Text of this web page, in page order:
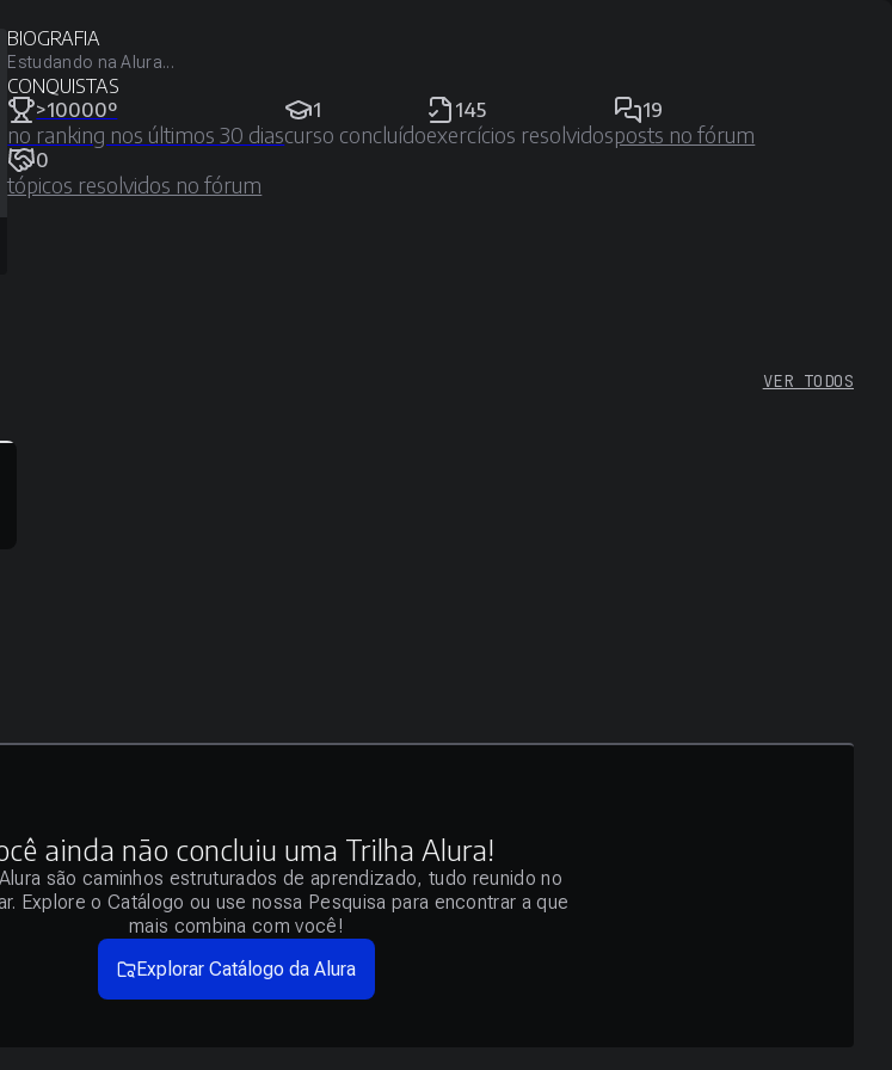
BIOGRAFIA
Estudando na Alura...
CONQUISTAS
>10000º
no ranking nos últimos 30 dias
1
curso concluído
145
exercícios resolvidos
19
posts no fórum
0
tópicos resolvidos no fórum
VER TODOS
ainda não concluiu uma Trilha Alura!
são caminhos estruturados de aprendizado, tudo reunido no
Explore o Catálogo ou use nossa Pesquisa para encontrar a que
mais combina com você!
Explorar Catálogo da Alura